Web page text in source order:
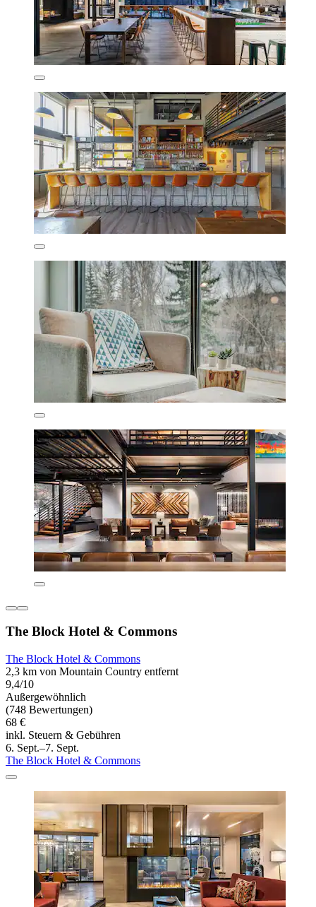
The Block Hotel & Commons
The Block Hotel & Commons
2,3 km von Mountain Country entfernt
9,4/10
Außergewöhnlich
(748 Bewertungen)
68 €
inkl. Steuern & Gebühren
6. Sept.–7. Sept.
The Block Hotel & Commons